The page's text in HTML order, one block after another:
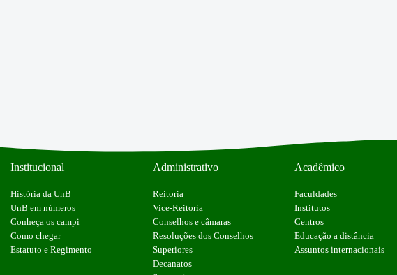
Institucional
História da UnB
UnB em números
Conheça os campi
Como chegar
Estatuto e Regimento
Administrativo
Reitoria
Vice-Reitoria
Conselhos e câmaras
Resoluções dos Conselhos
Superiores
Decanatos
Acadêmico
Faculdades
Institutos
Centros
Educação a distância
Assuntos internacionais